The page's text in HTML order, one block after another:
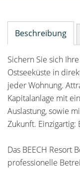
Beschreibung
Sichern Sie sich
Ostseeküste in
jeder Wohnung.
Kapitalanlage mit
Auslastung, sowie
Zukunft. Einzigartig:
Das BEECH Resort
professionelle